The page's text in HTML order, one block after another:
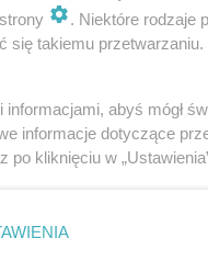
. Niektóre rodzaje
się takiemu
informacjami, abyś mógł
informacje dotyczące
po kliknięciu w